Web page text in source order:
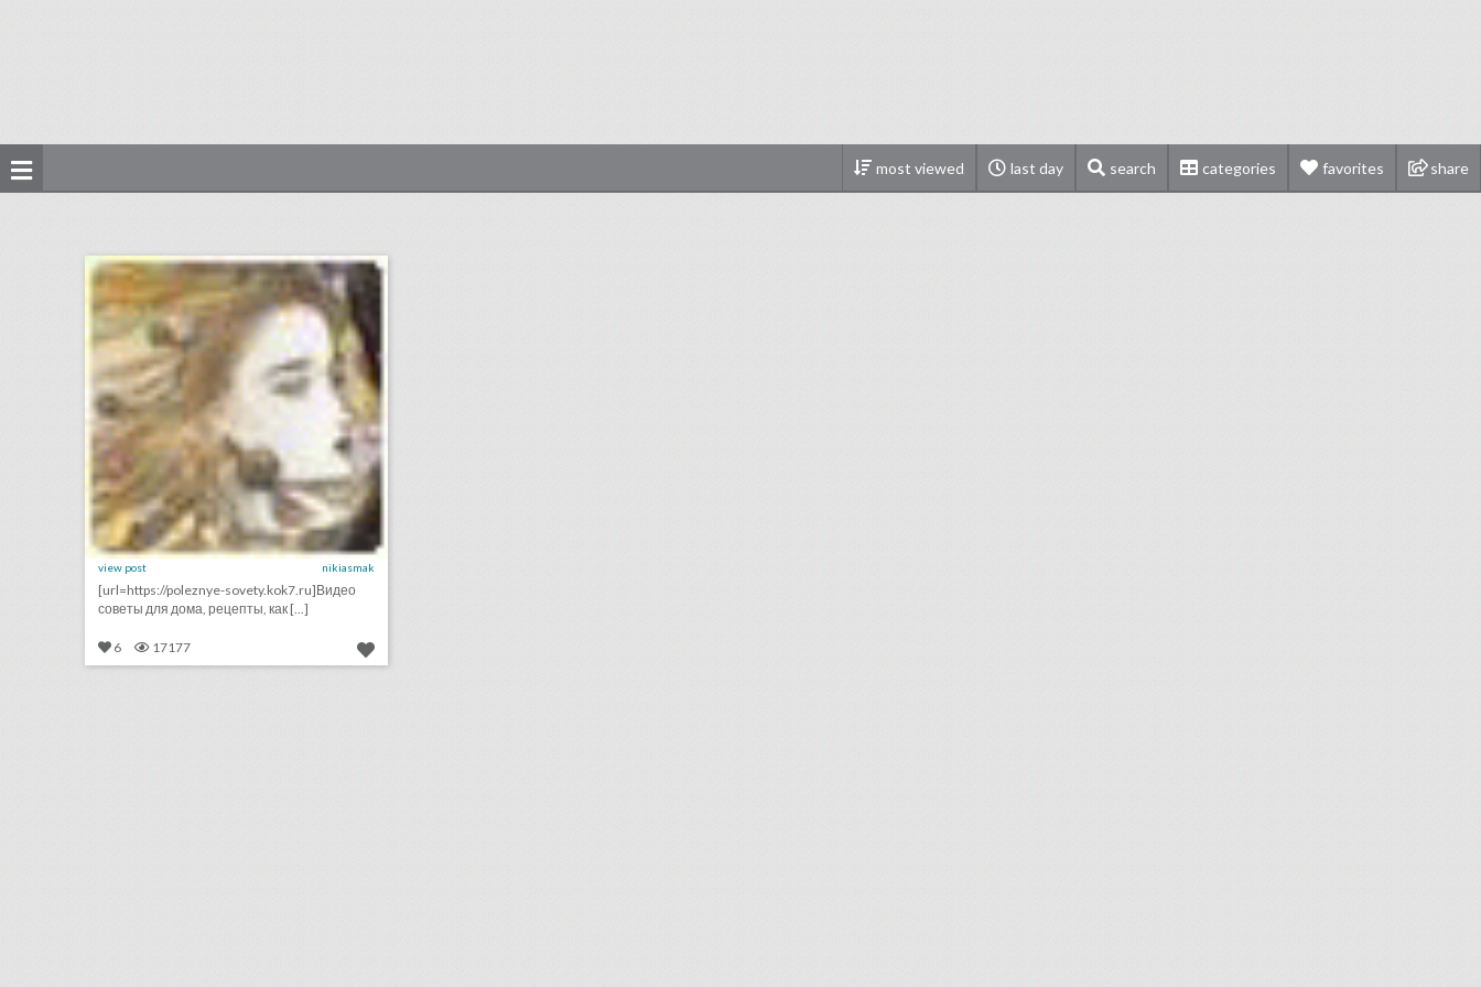
most viewed last day search categories favorites share
view post nikiasmak
[url=https://poleznye-sovety.kok7.ru]Видео
советы для дома, рецепты, как [...]
6 17177